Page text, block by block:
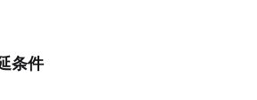
条件